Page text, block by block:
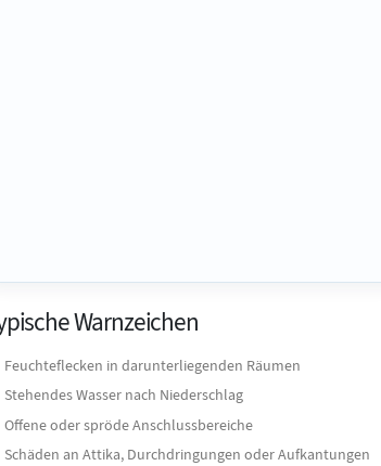
Warnzeichen
Feuchteflecken in darunterliegenden Räumen
Stehendes Wasser nach Niederschlag
Offene oder spröde Anschlussbereiche
Schäden an Attika, Durchdringungen oder Aufkantungen